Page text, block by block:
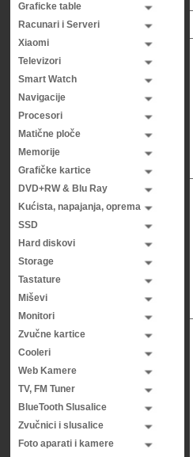
Graficke table
Racunari i Serveri
Xiaomi
Televizori
Smart Watch
Navigacije
Procesori
Matične ploče
Memorije
Grafičke kartice
DVD+RW & Blu Ray
Kućista, napajanja, oprema
SSD
Hard diskovi
Storage
Tastature
Miševi
Monitori
Zvučne kartice
Cooleri
Web Kamere
TV, FM Tuner
BlueTooth Slusalice
Zvučnici i slusalice
Foto aparati i kamere